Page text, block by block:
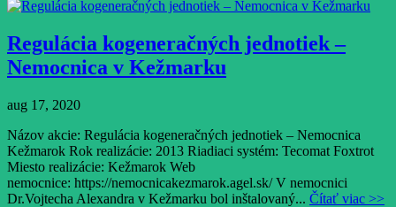
Regulácia kogeneračných jednotiek –
Nemocnica v Kežmarku
aug 17, 2020
Názov akcie: Regulácia kogeneračných jednotiek – Nemocnica
Kežmarok Rok realizácie: 2013 Riadiaci systém: Tecomat Foxtrot
Miesto realizácie: Kežmarok Web
nemocnice: https://nemocnicakezmarok.agel.sk/ V nemocnici
Dr.Vojtecha Alexandra v Kežmarku bol inštalovaný... Čítať viac >>